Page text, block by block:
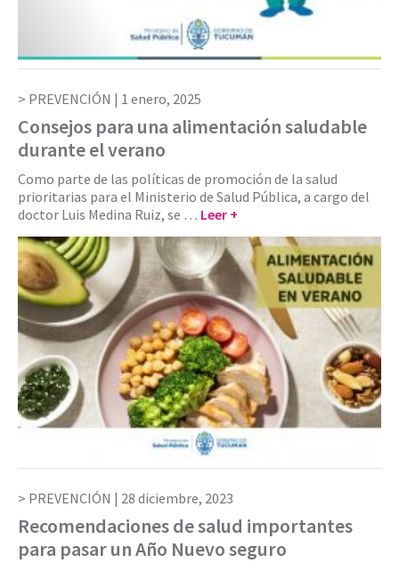
PREVENCIÓN | 1 enero, 2025
Consejos para una alimentación saludable
durante el verano
Como parte de las políticas de promoción de la salud
prioritarias para el Ministerio de Salud Pública, a cargo del
doctor Luis Medina Ruiz, se … Leer +
PREVENCIÓN | 28 diciembre, 2023
Recomendaciones de salud importantes
para pasar un Año Nuevo seguro